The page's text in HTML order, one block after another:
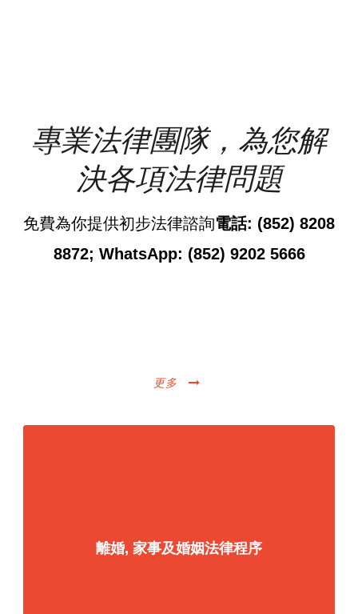
專業法律團隊，為您解
決各項法律問題
免費為你提供初步法律諮詢電話: (852) 8208
8872; WhatsApp: (852) 9202 5666
更多
離婚, 家事及婚姻法律程序